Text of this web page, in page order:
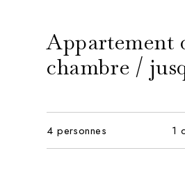
Appartement
chambre /
4 personnes 1